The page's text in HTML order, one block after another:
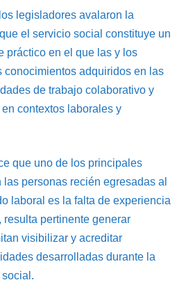
legisladores avalaron la
el servicio social constituye un
práctico en el que las y los
conocimientos adquiridos en las
de trabajo colaborativo y
contextos laborales y
que uno de los principales
personas recién egresadas al
laboral es la falta de experiencia
pertinente generar
visibilizar y acreditar
desarrolladas durante la